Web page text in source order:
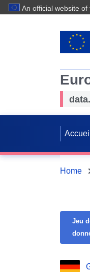
An official website
Accueil
Home
Jeu